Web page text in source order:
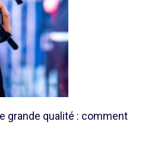
grande qualité : comment